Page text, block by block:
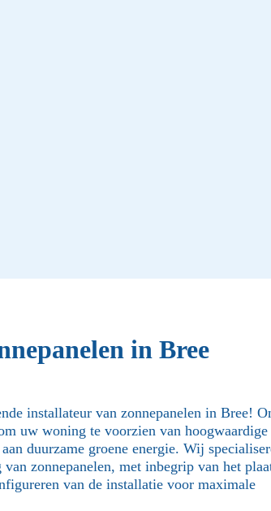
in Bree
installateur van zonnepanelen in Bree!
uw woning te voorzien van hoogwaardige
duurzame groene energie. Wij
zonnepanelen, met inbegrip van het
van de installatie voor maximale